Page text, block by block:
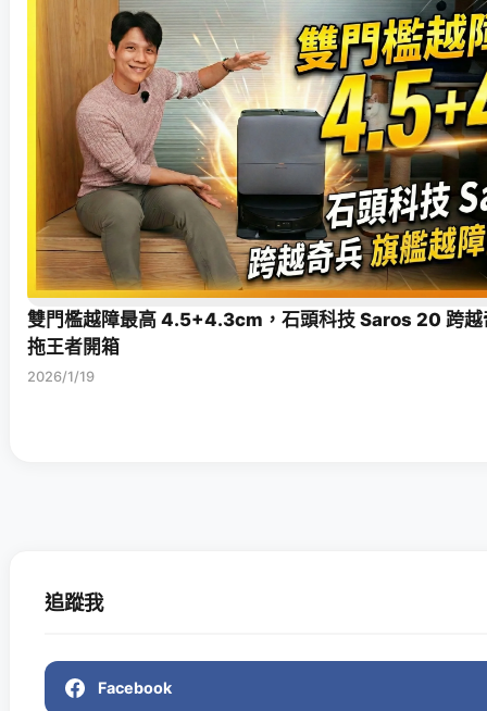
雙門檻越障最高 4.5+4.3cm，石頭科技 Saros 20 跨越
拖王者開箱
2026/1/19
追蹤我
Facebook